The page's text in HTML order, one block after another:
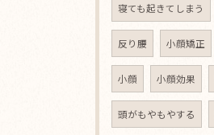
寝ても起きてしまう
反り腰 小顔矯正
小顔 小顔効果
頭がもやもやする